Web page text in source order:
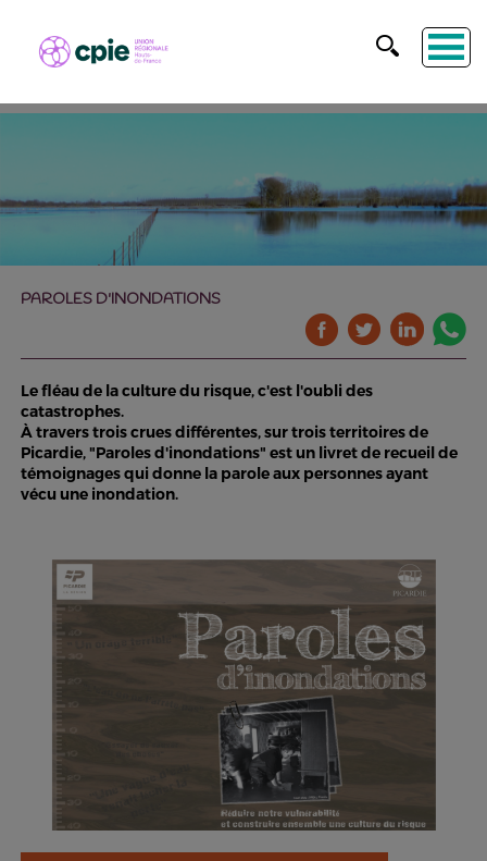
PAROLES D'INONDATIONS
Le fléau de la culture du risque, c'est l'oubli des
catastrophes.
À travers trois crues différentes, sur trois territoires de
Picardie, "Paroles d'inondations" est un livret de recueil de
témoignages qui donne la parole aux personnes ayant
vécu une inondation.